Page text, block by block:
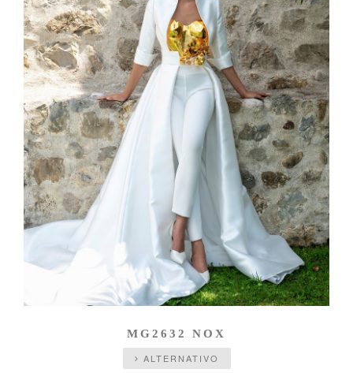
MG2632 NOX
ALTERNATIVO